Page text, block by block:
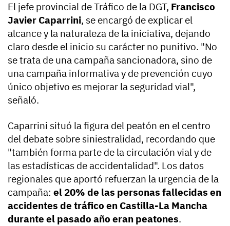
El jefe provincial de Tráfico de la DGT, Francisco
Javier Caparrini, se encargó de explicar el
alcance y la naturaleza de la iniciativa, dejando
claro desde el inicio su carácter no punitivo. "No
se trata de una campaña sancionadora, sino de
una campaña informativa y de prevención cuyo
único objetivo es mejorar la seguridad vial",
señaló.
Caparrini situó la figura del peatón en el centro
del debate sobre siniestralidad, recordando que
"también forma parte de la circulación vial y de
las estadísticas de accidentalidad". Los datos
regionales que aportó refuerzan la urgencia de la
campaña: el 20% de las personas fallecidas en
accidentes de tráfico en Castilla-La Mancha
durante el pasado año eran peatones.